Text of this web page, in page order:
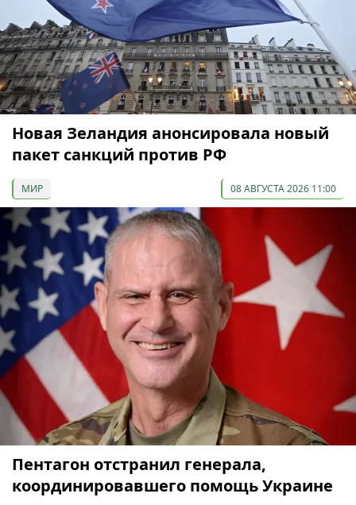
Новая Зеландия анонсировала новый
пакет санкций против РФ
МИР 08 АВГУСТА 2026 11:00
Пентагон отстранил генерала,
координировавшего помощь Украине